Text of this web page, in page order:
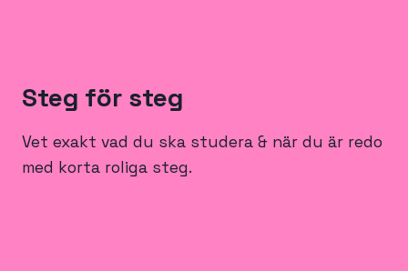
Steg för steg
Vet exakt vad du ska studera & när du är redo
med korta roliga steg.